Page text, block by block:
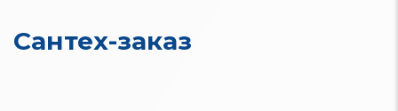
Сантех-заказ